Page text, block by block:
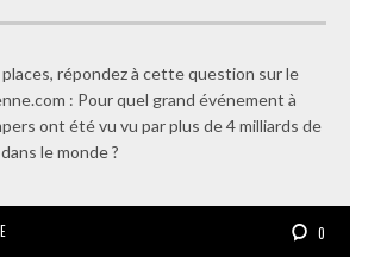
répondez à cette question sur le
: Pour quel grand événement à
ont été vu vu par plus de 4 milliards de
le monde ?
0